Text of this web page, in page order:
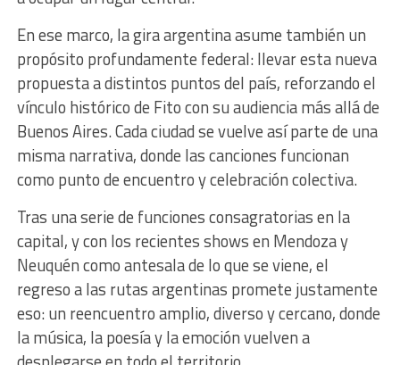
En ese marco, la gira argentina asume también un
propósito profundamente federal: llevar esta nueva
propuesta a distintos puntos del país, reforzando el
vínculo histórico de Fito con su audiencia más allá de
Buenos Aires. Cada ciudad se vuelve así parte de una
misma narrativa, donde las canciones funcionan
como punto de encuentro y celebración colectiva.
Tras una serie de funciones consagratorias en la
capital, y con los recientes shows en Mendoza y
Neuquén como antesala de lo que se viene, el
regreso a las rutas argentinas promete justamente
eso: un reencuentro amplio, diverso y cercano, donde
la música, la poesía y la emoción vuelven a